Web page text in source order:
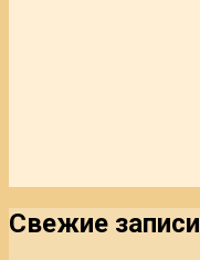
Свежие записи